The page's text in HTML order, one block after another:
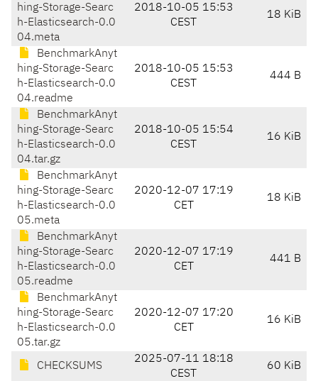
hing-Storage-Searc
h-Elasticsearch-0.0
04.meta
2018-10-05 15:53
CEST
18 KiB
BenchmarkAnyt
hing-Storage-Searc
h-Elasticsearch-0.0
04.readme
2018-10-05 15:53
CEST
444 B
BenchmarkAnyt
hing-Storage-Searc
h-Elasticsearch-0.0
04.tar.gz
2018-10-05 15:54
CEST
16 KiB
BenchmarkAnyt
hing-Storage-Searc
h-Elasticsearch-0.0
05.meta
2020-12-07 17:19
CET
18 KiB
BenchmarkAnyt
hing-Storage-Searc
h-Elasticsearch-0.0
05.readme
2020-12-07 17:19
CET
441 B
BenchmarkAnyt
hing-Storage-Searc
h-Elasticsearch-0.0
05.tar.gz
2020-12-07 17:20
CET
16 KiB
CHECKSUMS
2025-07-11 18:18
CEST
60 KiB